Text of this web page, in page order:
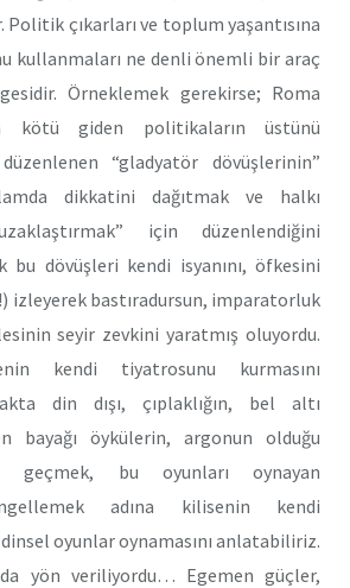
çıkarları ve toplum yaşantısına
kullanmaları ne denli önemli bir araç
Örneklemek gerekirse; Roma
kötü giden politikaların üstünü
“gladyatör dövüşlerinin”
dikkatini dağıtmak ve halkı
için düzenlendiğini
bu dövüşleri kendi isyanını, öfkesini
izleyerek bastıradursun, imparatorluk
seyir zevkini yaratmış oluyordu.
kendi tiyatrosunu kurmasını
din dışı, çıplaklığın, bel altı
bayağı öykülerin, argonun olduğu
geçmek, bu oyunları oynayan
adına kilisenin kendi
oyunlar oynamasını anlatabiliriz.
yön veriliyordu… Egemen güçler,